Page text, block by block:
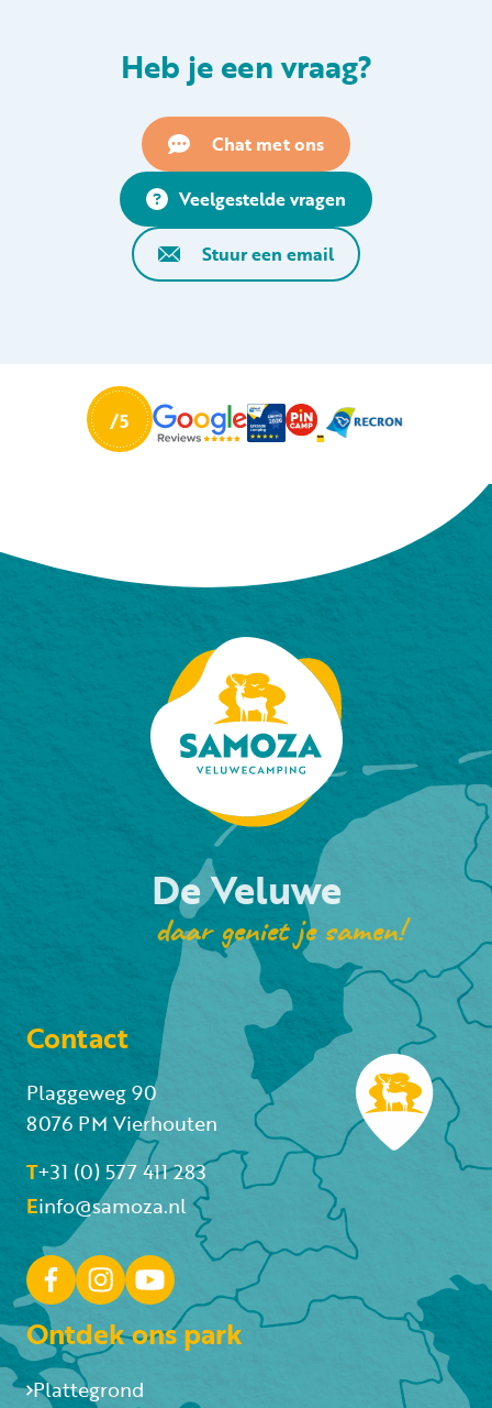
Heb je een vraag?
Chat met ons
Veelgestelde vragen
Stuur een email
De Veluwe
daar geniet je samen!
Contact
Plaggeweg 90
8076 PM Vierhouten
T+31 (0) 577 411 283
Einfo@samoza.nl
Ontdek ons park
Plattegrond